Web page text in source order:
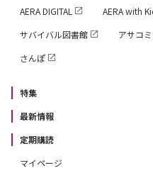
AERA DIGITAL
AERA with
サバイバル図書館
アサコミ
さんぽ
特集
最新情報
定期購読
マイページ